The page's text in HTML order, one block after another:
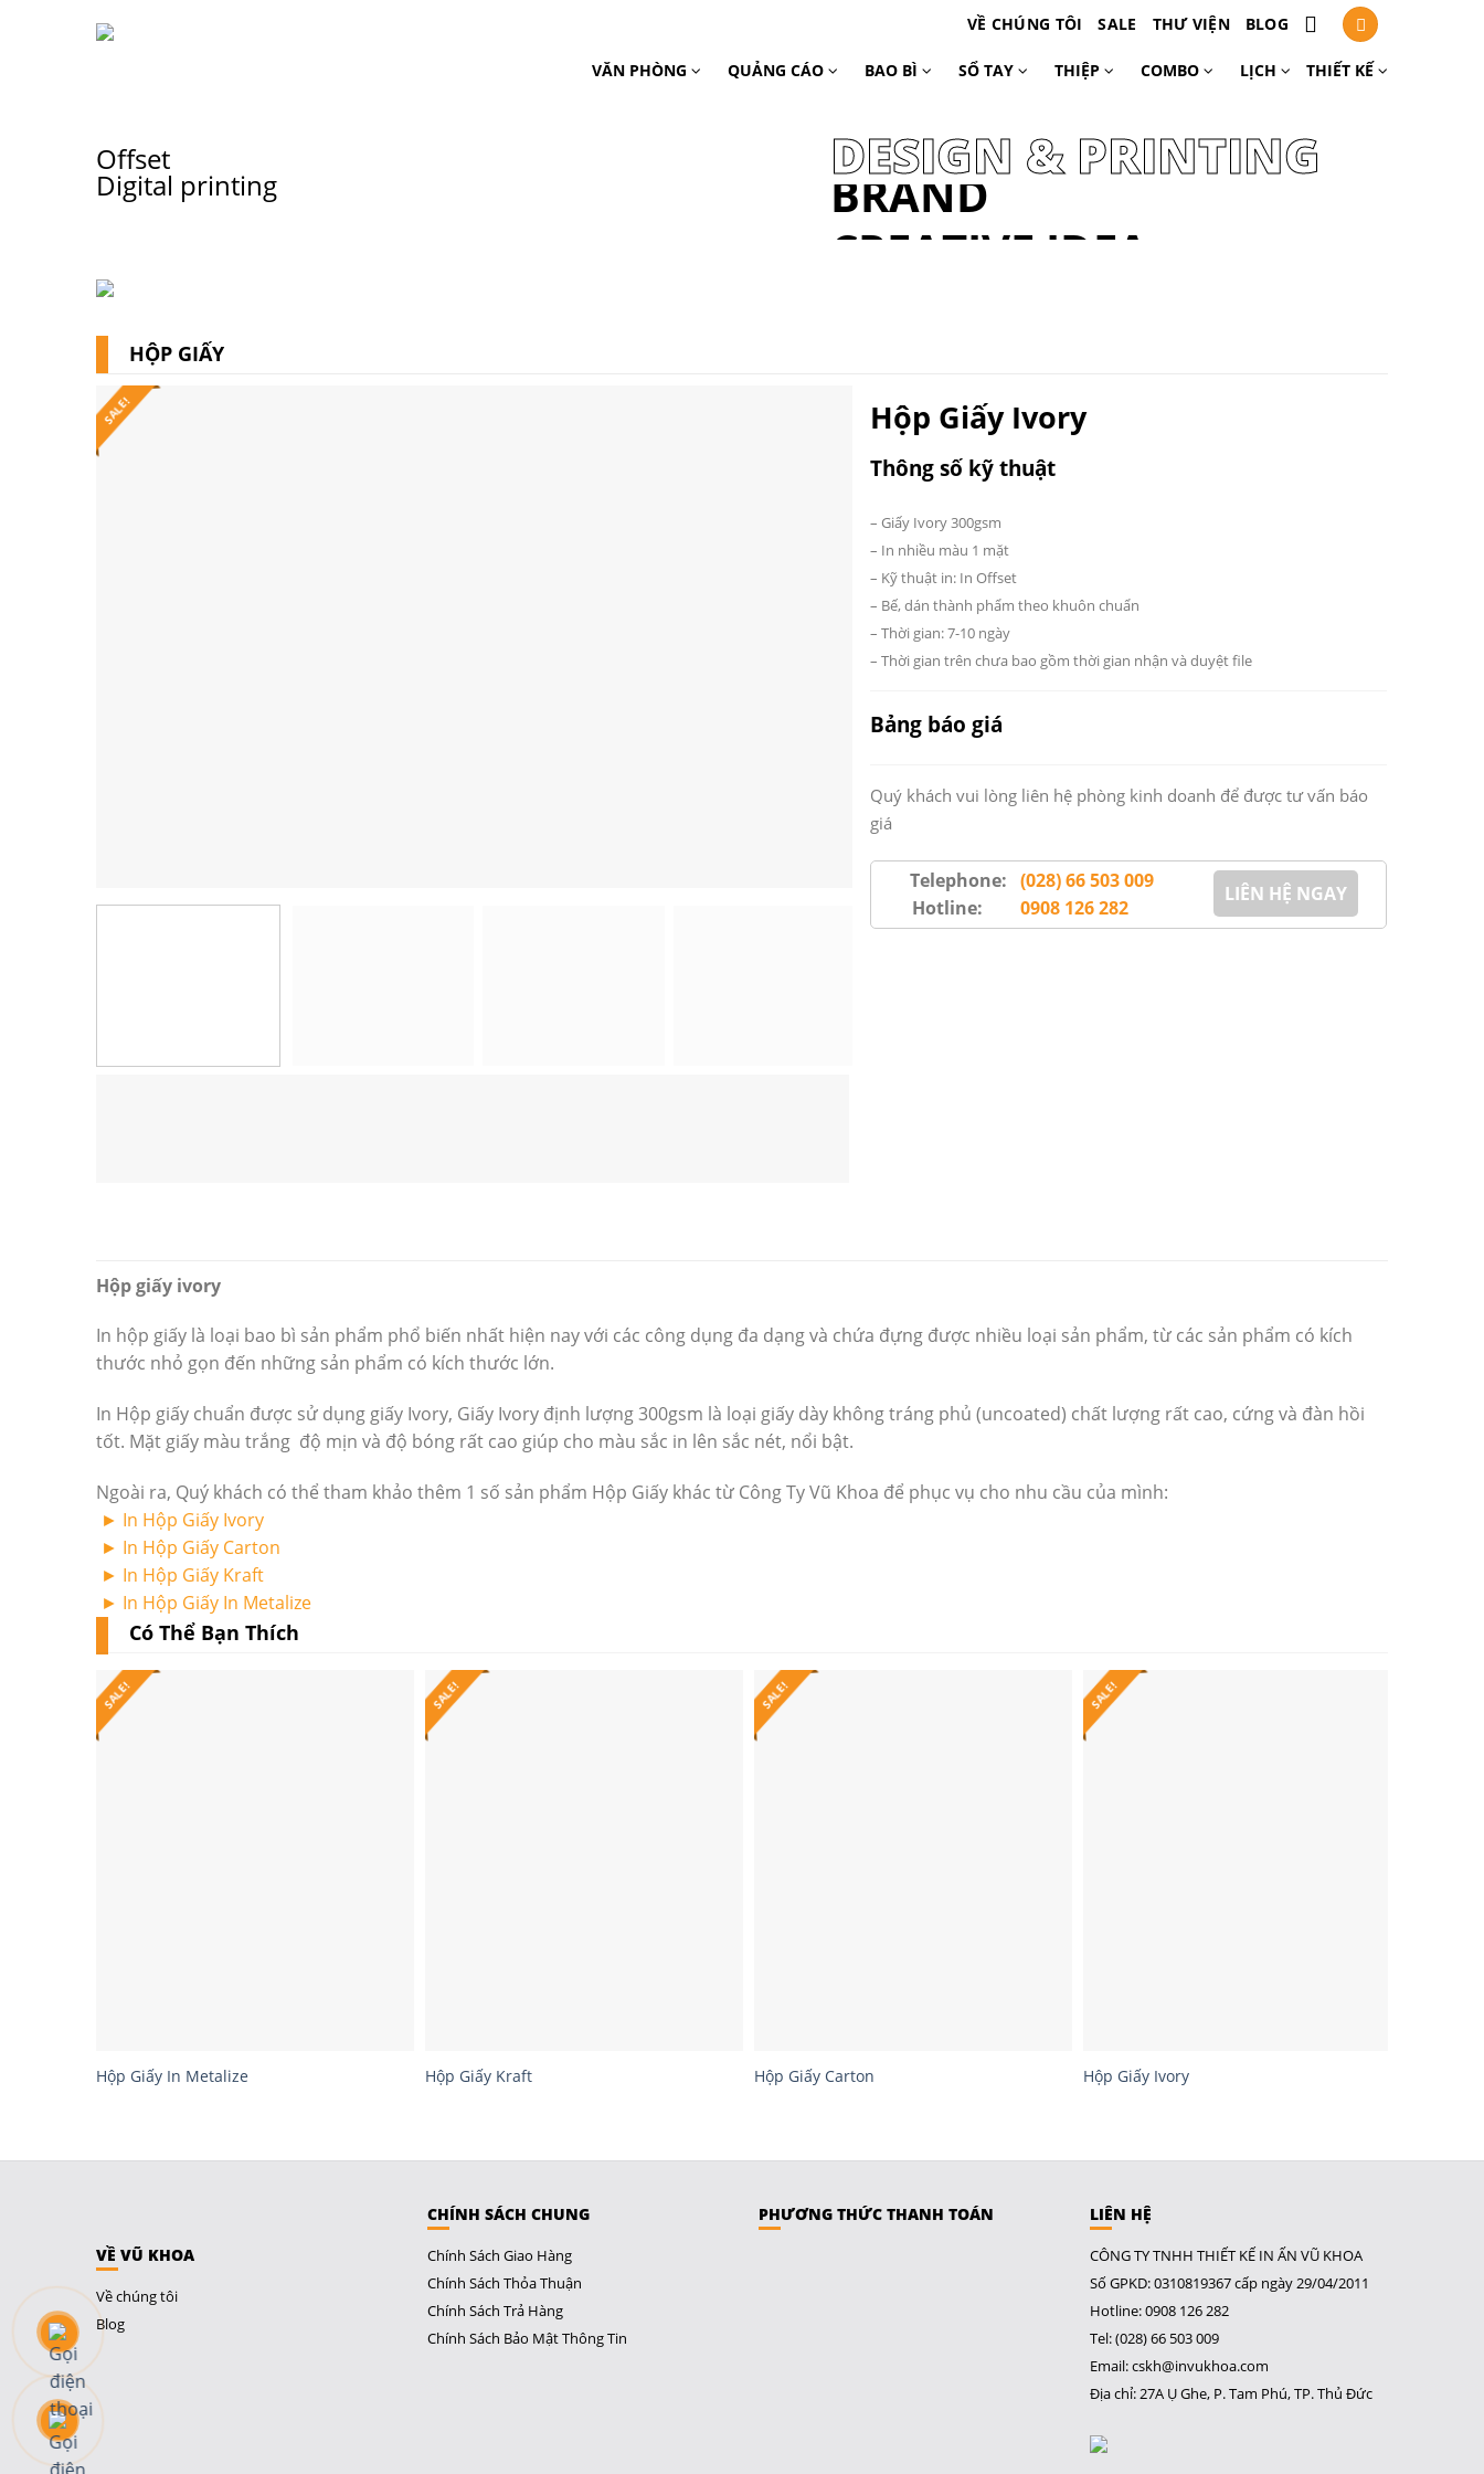
VỀ CHÚNG TÔI SALE THƯ VIỆN BLOG
VĂN PHÒNG QUẢNG CÁO BAO BÌ SỔ TAY THIỆP COMBO LỊCH THIẾT KẾ
Offset
Digital printing DESIGN & PRINTING
BRAND
CREATIVE IDEA
HỘP GIẤY
SALE! Hộp Giấy Ivory
Thông số kỹ thuật
– Giấy Ivory 300gsm
– In nhiều màu 1 mặt
– Kỹ thuật in: In Offset
– Bế, dán thành phẩm theo khuôn chuẩn
– Thời gian: 7-10 ngày
– Thời gian trên chưa bao gồm thời gian nhận và duyệt file
Bảng báo giá
Quý khách vui lòng liên hệ phòng kinh doanh để được tư vấn báo
giá
Telephone: (028) 66 503 009
Hotline: 0908 126 282
LIÊN HỆ NGAY
Hộp giấy ivory
In hộp giấy là loại bao bì sản phẩm phổ biến nhất hiện nay với các công dụng đa dạng và chứa đựng được nhiều loại sản phẩm, từ các sản phẩm có kích
thước nhỏ gọn đến những sản phẩm có kích thước lớn.
In Hộp giấy chuẩn được sử dụng giấy Ivory, Giấy Ivory định lượng 300gsm là loại giấy dày không tráng phủ (uncoated) chất lượng rất cao, cứng và đàn hồi
tốt. Mặt giấy màu trắng độ mịn và độ bóng rất cao giúp cho màu sắc in lên sắc nét, nổi bật.
Ngoài ra, Quý khách có thể tham khảo thêm 1 số sản phẩm Hộp Giấy khác từ Công Ty Vũ Khoa để phục vụ cho nhu cầu của mình:
► In Hộp Giấy Ivory
► In Hộp Giấy Carton
► In Hộp Giấy Kraft
► In Hộp Giấy In Metalize
Có Thể Bạn Thích
SALE!
Hộp Giấy In Metalize
SALE!
Hộp Giấy Kraft
SALE!
Hộp Giấy Carton
SALE!
Hộp Giấy Ivory
VỀ VŨ KHOA
Về chúng tôi
Blog
CHÍNH SÁCH CHUNG
Chính Sách Giao Hàng
Chính Sách Thỏa Thuận
Chính Sách Trả Hàng
Chính Sách Bảo Mật Thông Tin
PHƯƠNG THỨC THANH TOÁN LIÊN HỆ
CÔNG TY TNHH THIẾT KẾ IN ẤN VŨ KHOA
Số GPKD: 0310819367 cấp ngày 29/04/2011
Hotline: 0908 126 282
Tel: (028) 66 503 009
Email: cskh@invukhoa.com
Địa chỉ: 27A Ụ Ghe, P. Tam Phú, TP. Thủ Đức